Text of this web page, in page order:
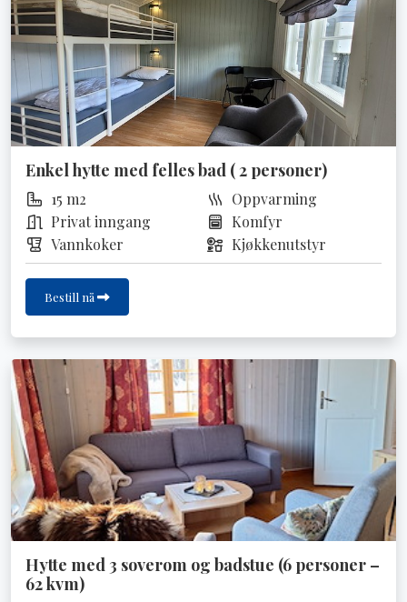
Enkel hytte med felles bad ( 2 personer)
15 m2
Oppvarming
Privat inngang
Komfyr
Vannkoker
Kjøkkenutstyr
Bestill nå
Hytte med 3 soverom og badstue (6 personer –
62 kvm)